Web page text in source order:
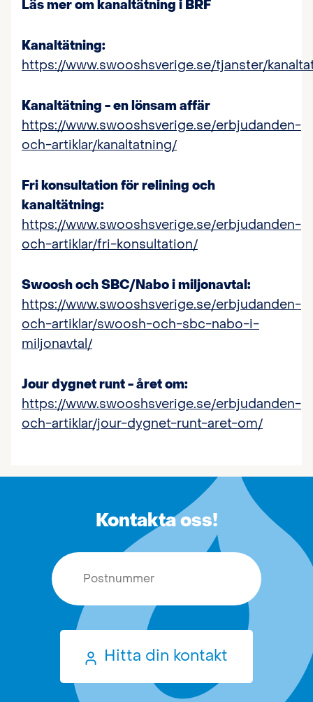
Läs mer om kanaltätning i BRF
Kanaltätning:
https://www.swooshsverige.se/tjanster/
Kanaltätning - en lönsam affär
https://www.swooshsverige.se/erbjudanden-
och-artiklar/kanaltatning/
Fri konsultation för relining och
kanaltätning:
https://www.swooshsverige.se/erbjudanden-
och-artiklar/fri-konsultation/
Swoosh och SBC/Nabo i miljonavtal:
https://www.swooshsverige.se/erbjudanden-
och-artiklar/swoosh-och-sbc-nabo-i-
miljonavtal/
Jour dygnet runt - året om:
https://www.swooshsverige.se/erbjudanden-
och-artiklar/jour-dygnet-runt-aret-om/
Kontakta oss!
Postnummer
Hitta din kontakt